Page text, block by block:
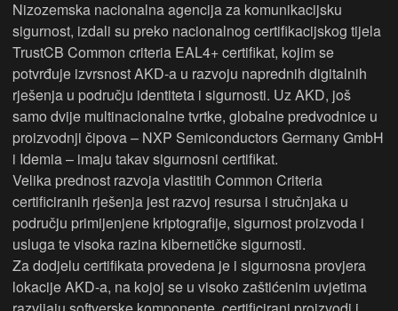
Nizozemska nacionalna agencija za komunikacijsku
sigurnost, izdali su preko nacionalnog certifikacijskog tijela
TrustCB Common criteria EAL4+ certifikat, kojim se
potvrđuje izvrsnost AKD-a u razvoju naprednih digitalnih
rješenja u području identiteta i sigurnosti. Uz AKD, još
samo dvije multinacionalne tvrtke, globalne predvodnice u
proizvodnji čipova – NXP Semiconductors Germany GmbH
i Idemia – imaju takav sigurnosni certifikat.
Velika prednost razvoja vlastitih Common Criteria
certificiranih rješenja jest razvoj resursa i stručnjaka u
području primijenjene kriptografije, sigurnost proizvoda i
usluga te visoka razina kibernetičke sigurnosti.
Za dodjelu certifikata provedena je i sigurnosna provjera
lokacije AKD-a, na kojoj se u visoko zaštićenim uvjetima